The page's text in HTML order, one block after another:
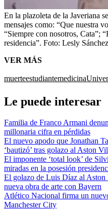
En la plazoleta de la Javeriana
mensajes como: “Que nuestra
“Siempre con nosotros, Cata”;
residencia”. Foto: Lesly Sánchez
VER MÁS
muerteestudiantemedicina
Le puede interesar
Familia de Franco Armani
millonaria cifra en pérdidas
El nuevo apodo que Jonathan
‘bautizó’ tras golazo al Aston
El imponente ‘total look’ de
miradas en la posesión
El golazo de Luis Díaz al Aston
nueva obra de arte con Bayern
Atlético Nacional firma un
Manchester City